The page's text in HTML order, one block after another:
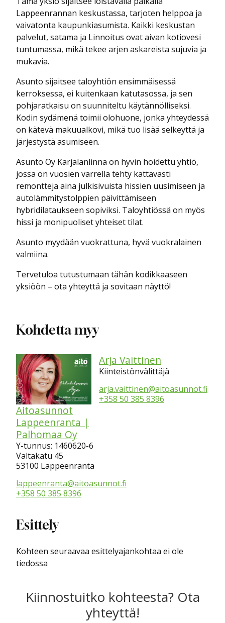
Lappeenrannan keskustassa, tarjoten helppoa ja
vaivatonta kaupunkiasumista. Kaikki keskustan
palvelut, satama ja Linnoitus ovat aivan kotiovesi
tuntumassa, mikä tekee arjen askareista sujuvia ja
mukavia.
Asunto sijaitsee taloyhtiön ensimmäisessä
kerroksessa, ei kuitenkaan katutasossa, ja sen
pohjaratkaisu on suunniteltu käytännölliseksi.
Kodin sydämenä toimii olohuone, jonka yhteydessä
on kätevä makuualkovi, mikä tuo lisää selkeyttä ja
järjestystä asumiseen.
Asunto Oy Karjalanlinna on hyvin hoidettu yhtiö,
jossa on vuosien varrella tehty kattavasti
remontteja aina julkisivuista hissien uusimiseen ja
autolämmitystolppien päivittämiseen
hybridilataukseen sopiviksi. Taloyhtiössä on myös
hissi ja monipuoliset yhteiset tilat.
Asunto myydään vuokrattuna, hyvä vuokralainen
valmiina.
Tervetuloa tutustumaan tähän kodikkaaseen
yksiöön – ota yhteyttä ja sovitaan näyttö!
Kohdetta myy
Arja Vaittinen
Kiinteistönvälittäjä
arja.vaittinen@aitoasunnot.fi
+358 50 385 8396
Aitoasunnot
Lappeenranta |
Palhomaa Oy
Y-tunnus: 1460620-6
Valtakatu 45
53100 Lappeenranta
lappeenranta@aitoasunnot.fi
+358 50 385 8396
Esittely
Kohteen seuraavaa esittelyajankohtaa ei ole
tiedossa
Kiinnostuitko kohteesta? Ota
yhteyttä!